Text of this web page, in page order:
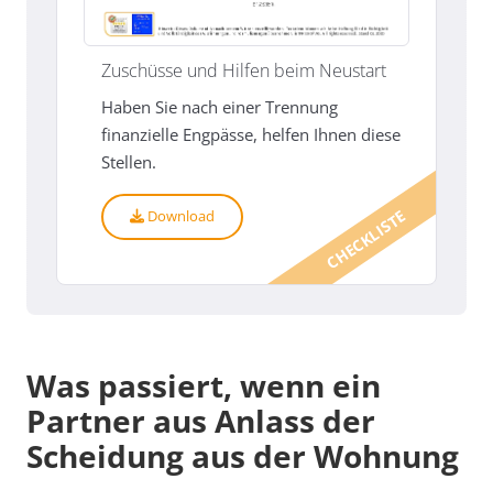
CHECKLISTE
Zuschüsse und Hilfen beim Neustart
Haben Sie nach einer Trennung
finanzielle Engpässe, helfen Ihnen diese
Stellen.
Download
Was passiert, wenn ein
Partner aus Anlass der
Scheidung aus der Wohnung